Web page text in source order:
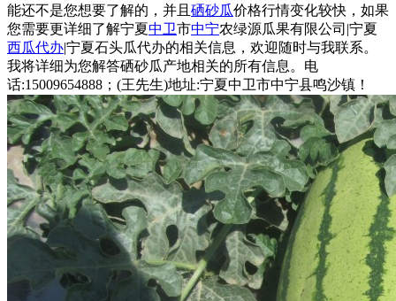
能还不是您想要了解的，并且 硒砂瓜价格行情变化较快，如果
您需要更详细了解宁夏中卫市中宁农绿源瓜果有限公司|宁夏
西瓜代办|宁夏石头瓜代办的相关信息，欢迎随时与我联系。
我将详细为您解答硒砂瓜产地相关的所有信息。电
话:15009654888；(王先生)地址:宁夏中卫市中宁县鸣沙镇！